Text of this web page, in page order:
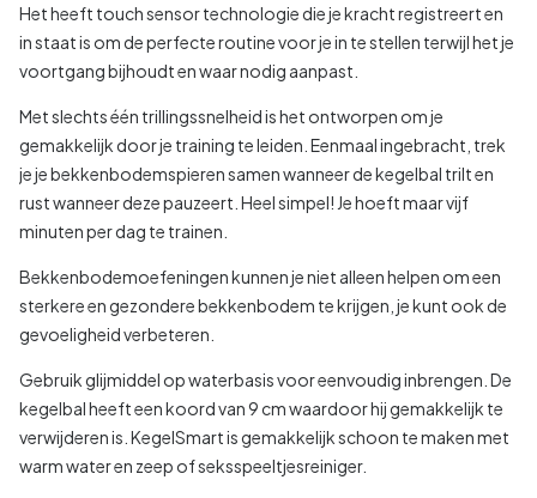
Het heeft touch sensor technologie die je kracht registreert en
in staat is om de perfecte routine voor je in te stellen terwijl het je
voortgang bijhoudt en waar nodig aanpast.
Met slechts één trillingssnelheid is het ontworpen om je
gemakkelijk door je training te leiden. Eenmaal ingebracht, trek
je je bekkenbodemspieren samen wanneer de kegelbal trilt en
rust wanneer deze pauzeert. Heel simpel! Je hoeft maar vijf
minuten per dag te trainen.
Bekkenbodemoefeningen kunnen je niet alleen helpen om een
sterkere en gezondere bekkenbodem te krijgen, je kunt ook de
gevoeligheid verbeteren.
Gebruik glijmiddel op waterbasis voor eenvoudig inbrengen. De
kegelbal heeft een koord van 9 cm waardoor hij gemakkelijk te
verwijderen is. KegelSmart is gemakkelijk schoon te maken met
warm water en zeep of seksspeeltjesreiniger.